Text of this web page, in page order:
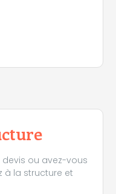
ou avez-vous
à la structure et